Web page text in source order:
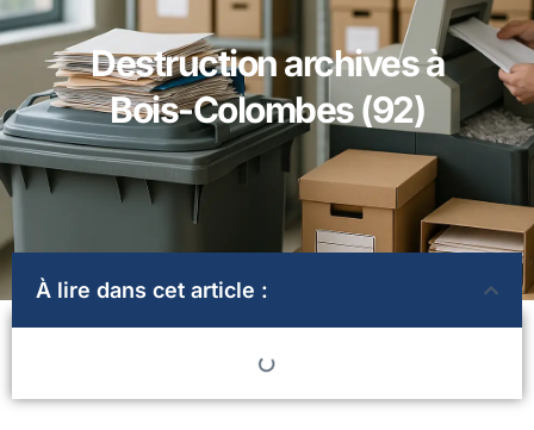
Destruction archives à
Bois-Colombes (92)
À lire dans cet article :